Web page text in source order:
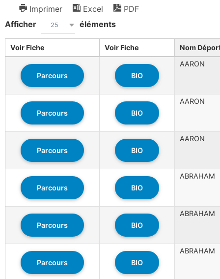
Imprimer Excel
PDF
Afficher
25 éléments
Voir Fiche Voir Fiche Nom
Parcours BIO
AARON
Parcours BIO
AARON
Parcours BIO
AARON
Parcours BIO
ABRAHAM
Parcours BIO
ABRAHAM
Parcours BIO
ABRAHAM